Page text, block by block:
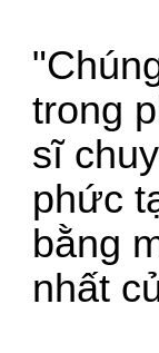
trong
sĩ
phức
bằng
nhất